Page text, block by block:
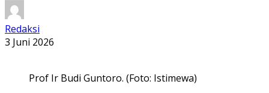
Redaksi
3 Juni 2026
Prof Ir Budi Guntoro. (Foto: Istimewa)